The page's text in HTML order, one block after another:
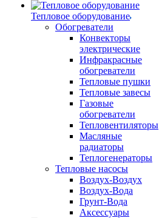
Тепловое оборудование
Обогреватели
Конвекторы
электрические
Инфракрасные
обогреватели
Тепловые пушки
Тепловые завесы
Газовые
обогреватели
Тепловентиляторы
Масляные
радиаторы
Теплогенераторы
Тепловые насосы
Воздух-Воздух
Воздух-Вода
Грунт-Вода
Аксессуары